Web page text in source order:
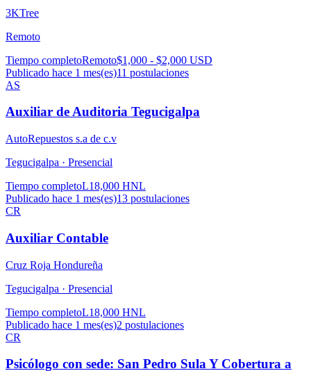
3KTree
Remoto
Tiempo completoRemoto$1,000 - $2,000 USD
Publicado hace 1 mes(es)11 postulaciones
AS
Auxiliar de Auditoria Tegucigalpa
AutoRepuestos s.a de c.v
Tegucigalpa · Presencial
Tiempo completoL18,000 HNL
Publicado hace 1 mes(es)13 postulaciones
CR
Auxiliar Contable
Cruz Roja Hondureña
Tegucigalpa · Presencial
Tiempo completoL18,000 HNL
Publicado hace 1 mes(es)2 postulaciones
CR
Psicólogo con sede: San Pedro Sula Y Cobertura a